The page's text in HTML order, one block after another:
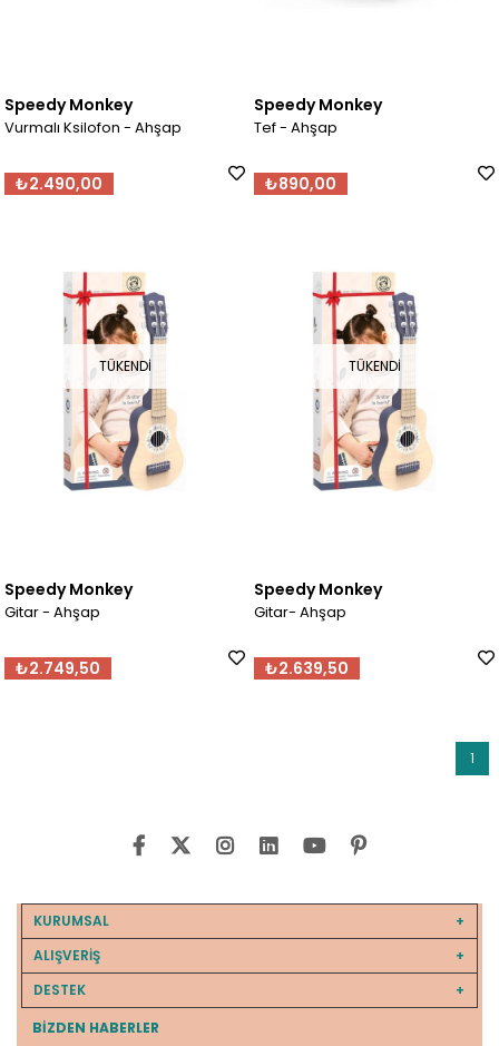
Speedy Monkey
Vurmalı Ksilofon - Ahşap
₺2.490,00
Speedy Monkey
Tef - Ahşap
₺890,00
TÜKENDI
Speedy Monkey
Gitar - Ahşap
₺2.749,50
TÜKENDI
Speedy Monkey
Gitar- Ahşap
₺2.639,50
1
KURUMSAL
ALIŞVERİŞ
DESTEK
BIZDEN HABERLER